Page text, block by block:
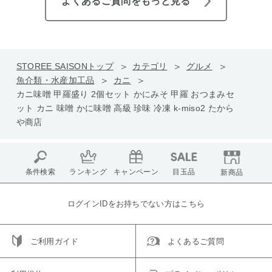
STOREE SAISONトップ カテゴリ
グルメ
魚介類・水産加工品
カニ
カニ味噌 甲羅盛り 2個セット かにみそ 甲羅 おつまみセ
ット カニ 味噌 かに味噌 高級 珍味 冷凍 k-miso2 たから
や商店
条件検索 ランキング キャンペーン 目玉品 新商品
ログインIDをお持ちでない方はこちら
ご利用ガイド よくあるご質問